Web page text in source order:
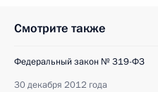
Смотрите также
Федеральный закон № 319-ФЗ
30 декабря 2012 года